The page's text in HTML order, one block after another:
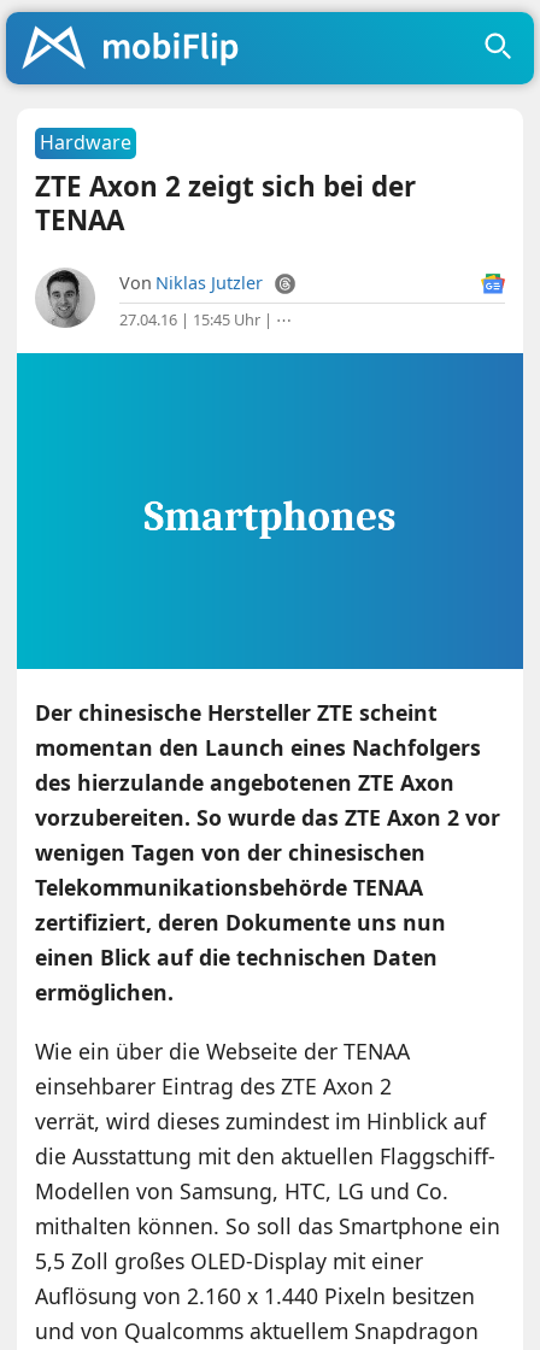
Hardware
ZTE Axon 2 zeigt sich bei der
TENAA
Von Niklas Jutzler
27.04.16 | 15:45 Uhr | ⋯
Der chinesische Hersteller ZTE scheint
momentan den Launch eines Nachfolgers
des hierzulande angebotenen ZTE Axon
vorzubereiten. So wurde das ZTE Axon 2 vor
wenigen Tagen von der chinesischen
Telekommunikationsbehörde TENAA
zertifiziert, deren Dokumente uns nun
einen Blick auf die technischen Daten
ermöglichen.
Wie ein über die Webseite der TENAA
einsehbarer Eintrag des ZTE Axon 2
verrät, wird dieses zumindest im Hinblick auf
die Ausstattung mit den aktuellen Flaggschiff-
Modellen von Samsung, HTC, LG und Co.
mithalten können. So soll das Smartphone ein
5,5 Zoll großes OLED-Display mit einer
Auflösung von 2.160 x 1.440 Pixeln besitzen
und von Qualcomms aktuellem Snapdragon